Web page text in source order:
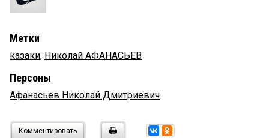
Метки
казаки, Николай АФАНАСЬЕВ
Персоны
Афанасьев Николай Дмитриевич
Комментировать